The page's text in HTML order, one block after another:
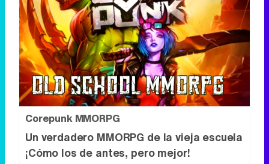
Corepunk MMORPG
Un verdadero MMORPG de la vieja escuela
¡Cómo los de antes, pero mejor!